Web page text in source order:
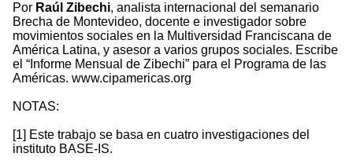
Por Raúl Zibechi, analista internacional del semanario
Brecha de Montevideo, docente e investigador sobre
movimientos sociales en la Multiversidad Franciscana de
América Latina, y asesor a varios grupos sociales. Escribe
el “Informe Mensual de Zibechi” para el Programa de las
Américas. www.cipamericas.org
NOTAS:
[1] Este trabajo se basa en cuatro investigaciones del
instituto BASE-IS.